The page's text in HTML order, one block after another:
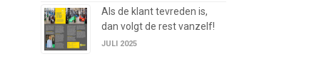
Als de klant tevreden is,
dan volgt de rest vanzelf!
JULI 2025